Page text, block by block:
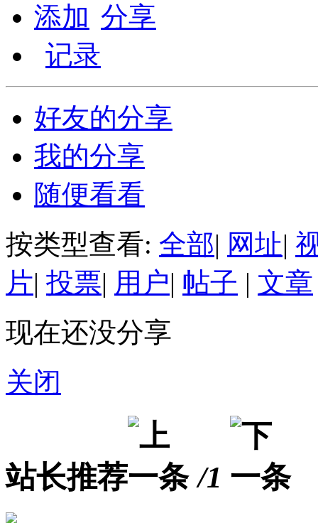
添加 分享
记录
好友的分享
我的分享
随便看看
按类型查看: 全部| 网址|
片| 投票| 用户| 帖子 | 文章
现在还没分享
关闭
站长推荐 /1